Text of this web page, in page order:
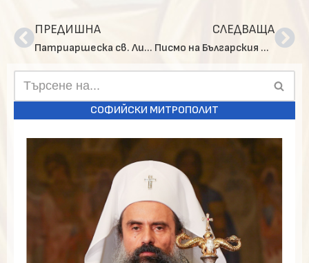
ПРЕДИШНА
Патриаршеска св. Литургия в храм „Св. Георги“, кв. „Горубляне“
СЛЕДВАЩА
Писмо на Българския патриарх Даниил с молитвена подкрепа за Албанския архиепископ Анастасий
СОФИЙСКИ МИТРОПОЛИТ